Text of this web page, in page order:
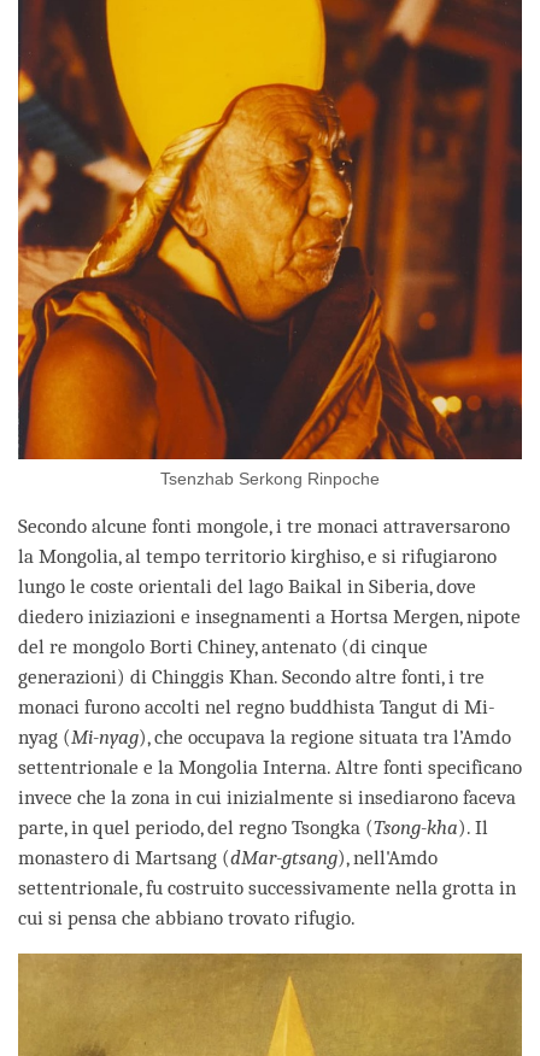
Tsenzhab Serkong Rinpoche
Secondo alcune fonti mongole, i tre monaci attraversarono
la Mongolia, al tempo territorio kirghiso, e si rifugiarono
lungo le coste orientali del lago Baikal in Siberia, dove
diedero iniziazioni e insegnamenti a Hortsa Mergen, nipote
del re mongolo Borti Chiney, antenato (di cinque
generazioni) di Chinggis Khan. Secondo altre fonti, i tre
monaci furono accolti nel regno buddhista Tangut di Mi-
nyag (Mi-nyag), che occupava la regione situata tra l’Amdo
settentrionale e la Mongolia Interna. Altre fonti specificano
invece che la zona in cui inizialmente si insediarono faceva
parte, in quel periodo, del regno Tsongka (Tsong-kha). Il
monastero di Martsang (dMar-gtsang), nell'Amdo
settentrionale, fu costruito successivamente nella grotta in
cui si pensa che abbiano trovato rifugio.